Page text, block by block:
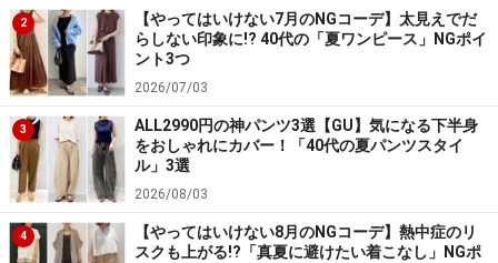
ジーワイドパンツ」を合わせたカジュアルコーデ。
上下ともにゆったりとしたサイズ感で、リラックスした
雰囲気。仕上げにきれいな色の大きめトートバッグを合
わせたところは、ぜひマネしたいポイントです。
こちらのようなイエローやオレンジ、グリーンなど、ビ
ビッドな元気カラーを差し色にすると、ぐっと季節感の
2
【やってはいけない7月のNGコーデ】太見えでだ
らしない印象に!? 40代の「夏ワンピース」NGポイ
ント3つ
2026/07/03
3
ALL2990円の神パンツ3選【GU】気になる下半身
をおしゃれにカバー！「40代の夏パンツスタイ
ル」3選
2026/08/03
4
【やってはいけない8月のNGコーデ】熱中症のリ
スクも上がる!?「真夏に避けたい着こなし」NGポ